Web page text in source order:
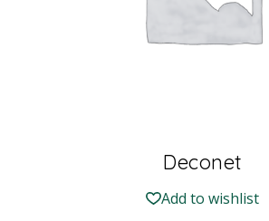
Deconet
Add to wishlist